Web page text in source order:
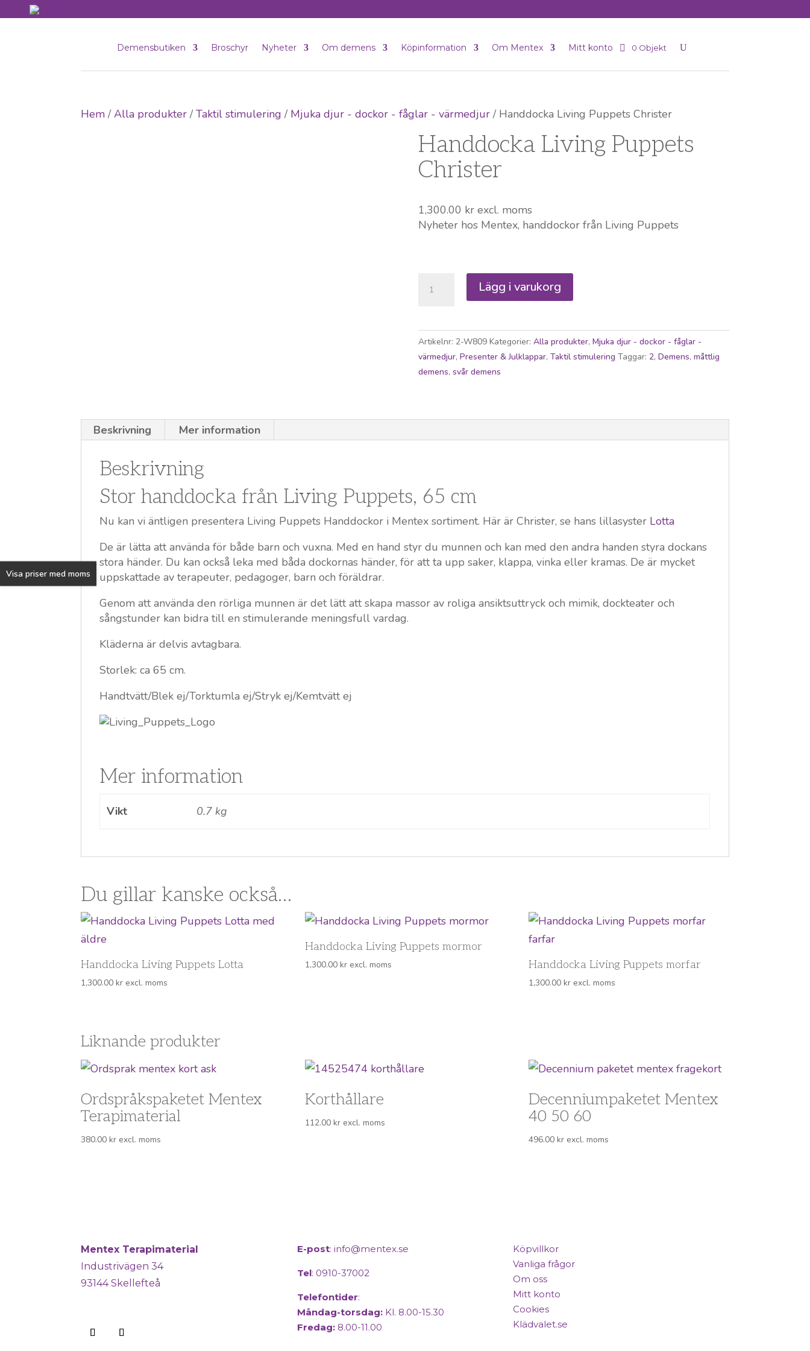
Demensbutiken Broschyr Nyheter Om demens Köpinformation Om Mentex Mitt konto 0 Objekt
Hem /Alla produkter /Taktil stimulering / Mjuka djur - dockor - fåglar - värmedjur / Handdocka Living Puppets Christer
Handdocka Living Puppets
Christer
1,300.00 krexcl. moms
Nyheter hos Mentex, handdockor från Living Puppets
Living
mängd
Lägg i varukorg
Artikelnr: 2-W809 Kategorier: Alla produkter, Mjuka djur - dockor - fåglar -
värmedjur, Presenter & Julklappar, Taktil stimulering Taggar: 2, Demens, måttlig
demens, svår demens
Beskrivning Mer information
Beskrivning
Stor handdocka från Living Puppets, 65 cm
Nu kan vi äntligen presentera Living Puppets Handdockor i Mentex sortiment. Här är Christer, se hans lillasyster Lotta
De är lätta att använda för både barn och vuxna. Med en hand styr du munnen och kan med den andra handen styra dockans
stora händer. Du kan också leka med båda dockornas händer, för att ta upp saker, klappa, vinka eller kramas. De är mycket
uppskattade av terapeuter, pedagoger, barn och föräldrar.
Genom att använda den rörliga munnen är det lätt att skapa massor av roliga ansiktsuttryck och mimik, dockteater och
sångstunder kan bidra till en stimulerande meningsfull vardag.
Kläderna är delvis avtagbara.
Storlek: ca 65 cm.
Handtvätt/Blek ej/Torktumla ej/Stryk ej/Kemtvätt ej
Mer information
Vikt 0.7 kg
Du gillar kanske också…
Handdocka Living Puppets Lotta
1,300.00kr excl. moms
Handdocka Living Puppets mormor
1,300.00 krexcl. moms Handdocka Living Puppets morfar
1,300.00kr excl. moms
Liknande produkter
Ordspråkspaketet Mentex
Terapimaterial
380.00kr excl. moms
Korthållare
112.00 krexcl. moms
Decenniumpaketet Mentex
40 50 60
496.00kr excl. moms
Mentex Terapimaterial
Industrivägen 34
93144 Skellefteå
E-post: info@mentex.se
Tel: 0910-37002
Telefontider:
Måndag-torsdag:Kl. 8.00-15.30
Fredag:8.00-11.00
Köpvillkor
Vanliga frågor
Om oss
Mitt konto
Cookies
Klädvalet.se
Visa priser med moms